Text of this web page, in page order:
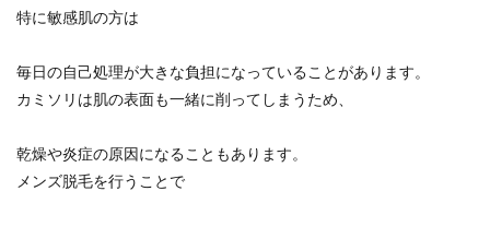
特に敏感肌の方は
毎日の自己処理が大きな負担になっていることがあります。
カミソリは肌の表面も一緒に削ってしまうため、
乾燥や炎症の原因になることもあります。
メンズ脱毛を行うことで